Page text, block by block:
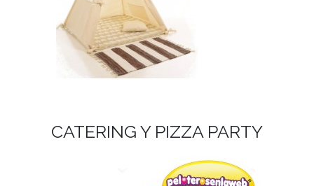
CATERING Y PIZZA PARTY